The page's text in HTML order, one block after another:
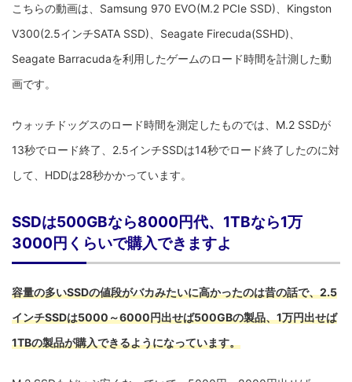
こちらの動画は、Samsung 970 EVO(M.2 PCIe SSD)、Kingston
V300(2.5インチSATA SSD)、Seagate Firecuda(SSHD)、
Seagate Barracudaを利用したゲームのロード時間を計測した動
画です。
ウォッチドッグスのロード時間を測定したものでは、M.2 SSDが
13秒でロード終了、2.5インチSSDは14秒でロード終了したのに対
して、HDDは28秒かかっています。
SSDは500GBなら8000円代、1TBなら1万
3000円くらいで購入できますよ
容量の多いSSDの値段がバカみたいに高かったのは昔の話で、2.5
インチSSDは5000～6000円出せば500GBの製品、1万円出せば
1TBの製品が購入できるようになっています。